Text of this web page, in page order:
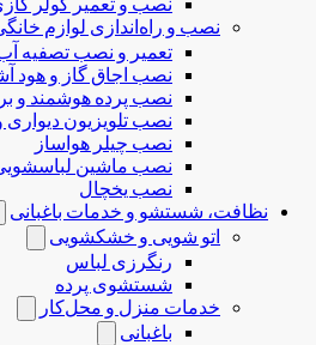
نصب و راه‌اندازی لوازم
تعمیر و نصب تصفیه
نصب اجاق گاز و هود
نصب پرده هوشمند و
نصب تلویزیون دیواری و
نصب چیلر هواساز
نصب ماشین
نصب یخچال
نظافت، شستشو و خدمات باغبانی
اتو شویی و خشکشویی
رنگرزی لباس
شستشوی پرده
خدمات منزل و محل‌کار
باغبانی